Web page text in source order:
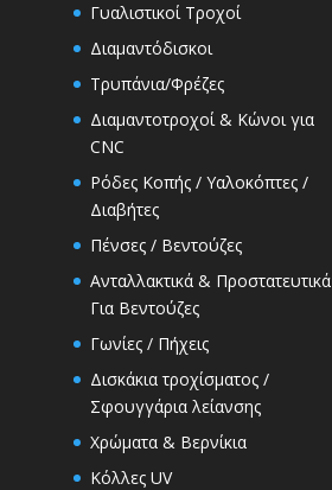
Γυαλιστικοί Τροχοί
Διαμαντόδισκοι
Τρυπάνια/Φρέζες
Διαμαντοτροχοί & Κώνοι για
CNC
Ρόδες Κοπής / Υαλοκόπτες /
Διαβήτες
Πένσες / Βεντούζες
Ανταλλακτικά & Προστατευτικά
Για Βεντούζες
Γωνίες / Πήχεις
Δισκάκια τροχίσματος /
Σφουγγάρια λείανσης
Χρώματα & Βερνίκια
Κόλλες UV